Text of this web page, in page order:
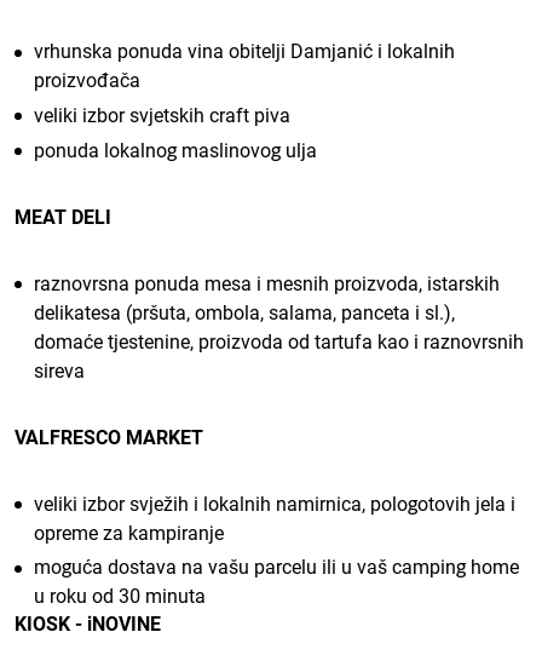
vrhunska ponuda vina obitelji Damjanić i lokalnih
proizvođača
veliki izbor svjetskih craft piva
ponuda lokalnog maslinovog ulja
MEAT DELI
raznovrsna ponuda mesa i mesnih proizvoda, istarskih
delikatesa (pršuta, ombola, salama, panceta i sl.),
domaće tjestenine, proizvoda od tartufa kao i raznovrsnih
sireva
VALFRESCO MARKET
veliki izbor svježih i lokalnih namirnica, pologotovih jela i
opreme za kampiranje
moguća dostava na vašu parcelu ili u vaš camping home
u roku od 30 minuta
KIOSK - iNOVINE